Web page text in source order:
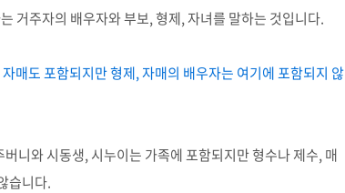
거주자의 배우자와 부보, 형제, 자녀를 말하는 것입니다.
매도 포함되지만 형제, 자매의 배우자는 여기에 포함되지 않
니와 시동생, 시누이는 가족에 포함되지만 형수나 제수, 매
습니다.